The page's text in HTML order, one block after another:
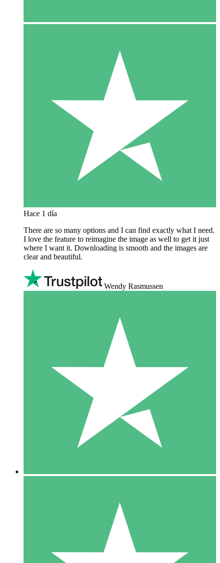
Hace 1 día
There are so many options and I can find exactly what I need.
I love the feature to reimagine the image as well to get it just
where I want it. Downloading is smooth and the images are
clear and beautiful.
Wendy Rasmussen